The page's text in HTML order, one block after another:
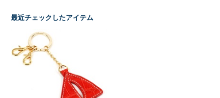
最近チェックしたアイテム